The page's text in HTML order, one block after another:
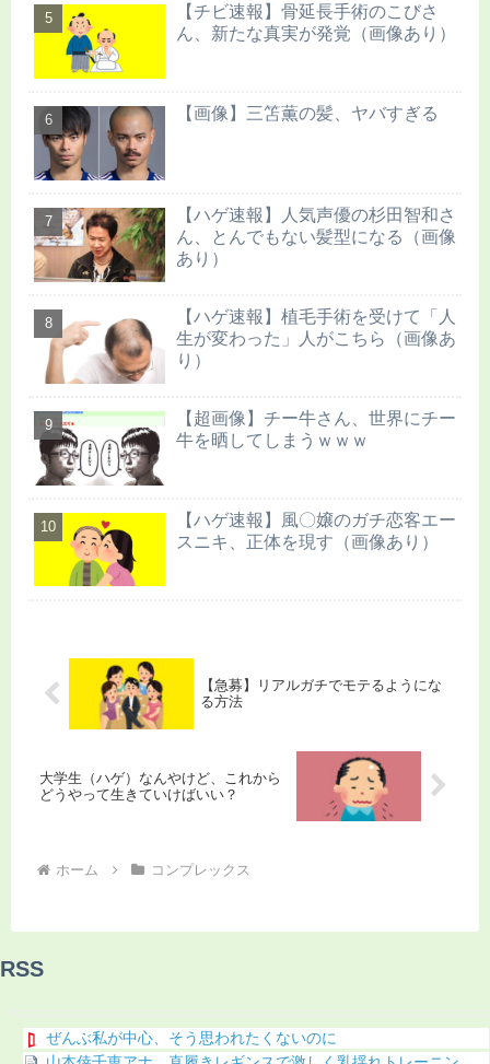
【チビ速報】骨延長手術のこびさ
ん、新たな真実が発覚（画像あり）
【画像】三笘薫の髪、ヤバすぎる
【ハゲ速報】人気声優の杉田智和さ
ん、とんでもない髪型になる（画像
あり）
【ハゲ速報】植毛手術を受けて「人
生が変わった」人がこちら（画像あ
り）
【超画像】チー牛さん、世界にチー
牛を晒してしまうｗｗｗ
【ハゲ速報】風〇嬢のガチ恋客エー
スニキ、正体を現す（画像あり）
【急募】リアルガチでモテるようにな
る方法
大学生（ハゲ）なんやけど、これから
どうやって生きていけばいい？
ホーム コンプレックス
RSS
ぜんぶ私が中心、そう思われたくないのに